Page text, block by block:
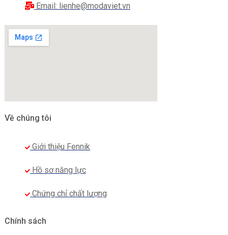
Email: lienhe@modaviet.vn
Về chúng tôi
Giới thiệu Fennik
Hồ sơ năng lực
Chứng chỉ chất lượng
Chính sách